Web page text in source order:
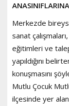
Merkezde
sanat
eğitimleri ve
yapıldığını
konuşmasını
Mutlu Çocuk
ilçesinde yer